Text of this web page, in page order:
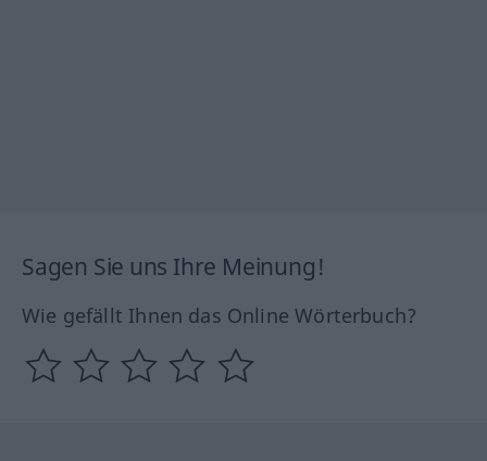
Sagen Sie uns Ihre Meinung!
Wie gefällt Ihnen das Online Wörterbuch?